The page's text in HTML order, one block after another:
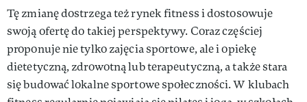
Tę zmianę dostrzega też rynek fitness i dostosowuje
swoją ofertę do takiej perspektywy. Coraz częściej
proponuje nie tylko zajęcia sportowe, ale i opiekę
dietetyczną, zdrowotną lub terapeutyczną, a także stara
się budować lokalne sportowe społeczności. W klubach